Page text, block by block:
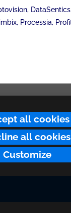
all cookies
all cookies
Customize
Processia,